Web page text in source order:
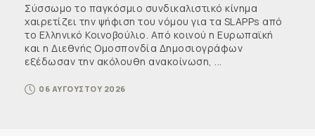
Σύσσωμο το παγκόσμιο συνδικαλιστικό κίνημα
χαιρετίζει την ψήφιση του νόμου για τα SLAPPs από
το Ελληνικό Κοινοβούλιο. Από κοινού η Ευρωπαϊκή
και η Διεθνής Ομοσπονδία Δημοσιογράφων
εξέδωσαν την ακόλουθη ανακοίνωση, ...
06 ΑΥΓΟΥΣΤΟΥ 2026